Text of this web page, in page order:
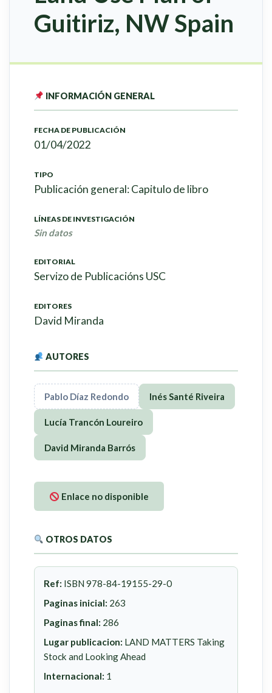
Guitiriz, NW Spain
INFORMACIÓN GENERAL
FECHA DE PUBLICACIÓN
01/04/2022
TIPO
Publicación general: Capitulo de libro
LÍNEAS DE INVESTIGACIÓN
Sin datos
EDITORIAL
Servizo de Publicacións USC
EDITORES
David Miranda
AUTORES
Pablo Díaz Redondo Inés Santé Riveira
Lucía Trancón Loureiro
David Miranda Barrós
Enlace no disponible
OTROS DATOS
Ref: ISBN 978-84-19155-29-0
Paginas inicial: 263
Paginas final: 286
Lugar publicacion: LAND MATTERS Taking
Stock and Looking Ahead
Internacional: 1